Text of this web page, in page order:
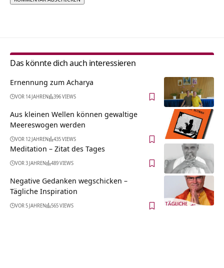
Das könnte dich auch interessieren
Ernennung zum Acharya
VOR 14 JAHREN 396 VIEWS
Aus kleinen Wellen können gewaltige
Meereswogen werden
VOR 12 JAHREN 435 VIEWS
Meditation – Zitat des Tages
VOR 3 JAHREN 489 VIEWS
Negative Gedanken wegschicken –
Tägliche Inspiration
VOR 5 JAHREN 565 VIEWS